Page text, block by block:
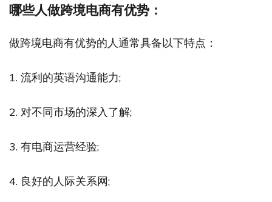
哪些人做跨境电商有优势：
做跨境电商有优势的人通常具备以下特点：
1. 流利的英语沟通能力;
2. 对不同市场的深入了解;
3. 有电商运营经验;
4. 良好的人际关系网;